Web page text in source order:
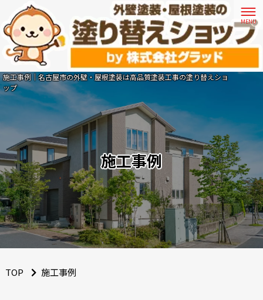
施工事例｜名古屋市の外壁・屋根塗装は高品質塗装工事の塗り替えショ
ップ
施工事例
TOP 施工事例